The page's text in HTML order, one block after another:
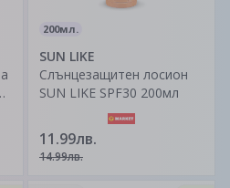
200мл.
SUN LIKE
Слънцезащитен лосион
SUN LIKE SPF30 200мл
11.99лв.
14.99лв.